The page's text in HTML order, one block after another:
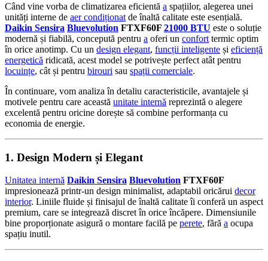
Când vine vorba de climatizarea eficientă a spațiilor, alegerea unei
unități interne de aer condiționat de înaltă calitate este esențială.
Daikin Sensira Bluevolution FTXF60F 21000 BTU este o soluție
modernă și fiabilă, concepută pentru a oferi un confort termic optim
în orice anotimp. Cu un design elegant, funcții inteligente și eficiență
energetică ridicată, acest model se potrivește perfect atât pentru
locuințe, cât și pentru birouri sau spații comerciale.
În continuare, vom analiza în detaliu caracteristicile, avantajele și
motivele pentru care această unitate internă reprezintă o alegere
excelentă pentru oricine dorește să combine performanța cu
economia de energie.
1. Design Modern și Elegant
Unitatea internă Daikin Sensira Bluevolution FTXF60F
impresionează printr-un design minimalist, adaptabil oricărui decor
interior. Liniile fluide și finisajul de înaltă calitate îi conferă un aspect
premium, care se integrează discret în orice încăpere. Dimensiunile
bine proporționate asigură o montare facilă pe perete, fără a ocupa
spațiu inutil.